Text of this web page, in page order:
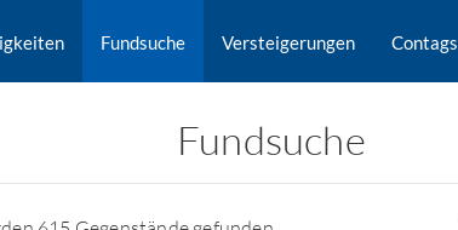
Fundsuche Versteigerungen Contags
Fundsuche